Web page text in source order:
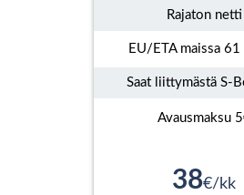
Rajaton netti
EU/ETA maissa
Saat liittymästä S-
Avausmaksu
38€/kk